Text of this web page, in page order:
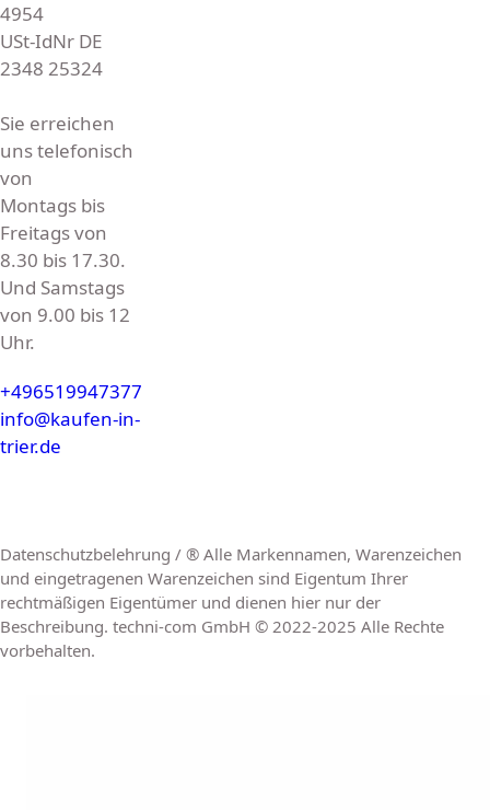
4954
USt-IdNr DE
2348 25324
Sie erreichen
uns telefonisch
von
Montags bis
Freitags von
8.30 bis 17.30.
Und Samstags
von 9.00 bis 12
Uhr.
+496519947377
info@kaufen-in-
trier.de
Datenschutzbelehrung / ® Alle Markennamen, Warenzeichen
und eingetragenen Warenzeichen sind Eigentum Ihrer
rechtmäßigen Eigentümer und dienen hier nur der
Beschreibung. techni-com GmbH © 2022-2025 Alle Rechte
vorbehalten.